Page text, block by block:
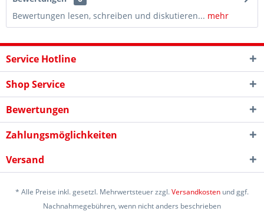
Bewertungen lesen, schreiben und diskutieren... mehr
Service Hotline
Shop Service
Bewertungen
Zahlungsmöglichkeiten
Versand
* Alle Preise inkl. gesetzl. Mehrwertsteuer zzgl.Versandkosten und ggf.
Nachnahmegebühren, wenn nicht anders beschrieben